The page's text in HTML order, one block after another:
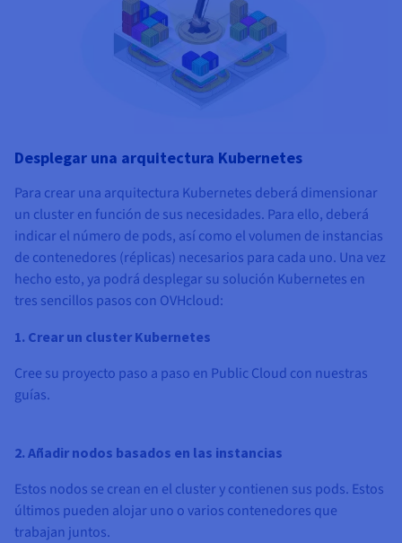
Desplegar una arquitectura Kubernetes
Para crear una arquitectura Kubernetes deberá dimensionar
un cluster en función de sus necesidades. Para ello, deberá
indicar el número de pods, así como el volumen de instancias
de contenedores (réplicas) necesarios para cada uno. Una vez
hecho esto, ya podrá desplegar su solución Kubernetes en
tres sencillos pasos con OVHcloud:
1. Crear un cluster Kubernetes
Cree su proyecto paso a paso en Public Cloud con nuestras
guías.
2. Añadir nodos basados en las instancias
Estos nodos se crean en el cluster y contienen sus pods. Estos
últimos pueden alojar uno o varios contenedores que
trabajan juntos.